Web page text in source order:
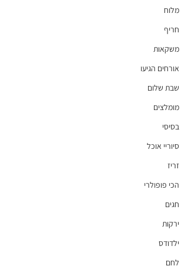
מלוח
חריף
משקאות
אורחים הגיעו
שבת שלום
מומלצים
בסיסי
סיוריי אוכל
זריז
הכי פופולרי
חגים
ירקות
ילדודס
לחם